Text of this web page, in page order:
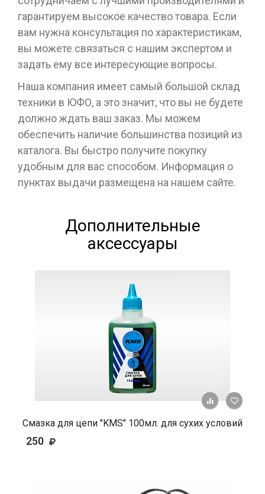
гарантируем высокое качество товара. Если
вам нужна консультация по характеристикам,
вы можете связаться с нашим экспертом и
задать ему все интересующие вопросы.
Наша компания имеет самый большой склад
техники в ЮФО, а это значит, что вы не будете
должно ждать ваш заказ. Мы можем
обеспечить наличие большинства позиций из
каталога. Вы быстро получите покупку
удобным для вас способом. Информация о
пунктах выдачи размещена на нашем сайте.
Дополнительные
аксессуары
+ К
Смазка для цепи "KMS" 100мл. для сухих условий
250